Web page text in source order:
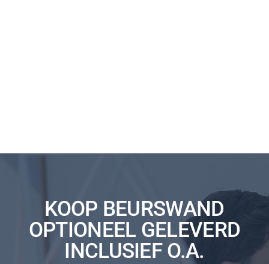
KOOP BEURSWAND
OPTIONEEL GELEVERD
INCLUSIEF O.A.